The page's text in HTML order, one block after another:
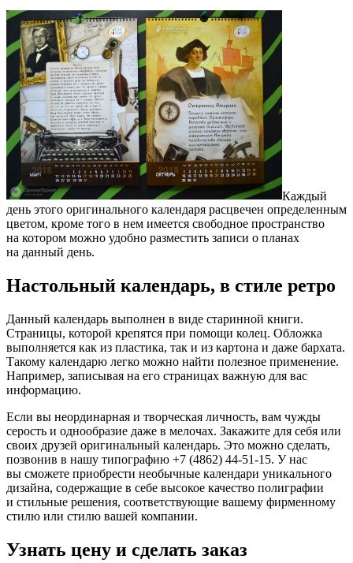
Каждый
день этого оригинального календаря расцвечен определенным
цветом, кроме того в нем имеется свободное пространство
на котором можно удобно разместить записи о планах
на данный день.
Настольный календарь, в стиле ретро
Данный календарь выполнен в виде старинной книги.
Страницы, которой крепятся при помощи колец. Обложка
выполняется как из пластика, так и из картона и даже бархата.
Такому календарю легко можно найти полезное применение.
Например, записывая на его страницах важную для вас
информацию.
Если вы неординарная и творческая личность, вам чужды
серость и однообразие даже в мелочах. Закажите для себя или
своих друзей оригинальный календарь. Это можно сделать,
позвонив в нашу типографию +7 (4862) 44-51-15. У нас
вы сможете приобрести необычные календари уникального
дизайна, содержащие в себе высокое качество полиграфии
и стильные решения, соответствующие вашему фирменному
стилю или стилю вашей компании.
Узнать цену и сделать заказ